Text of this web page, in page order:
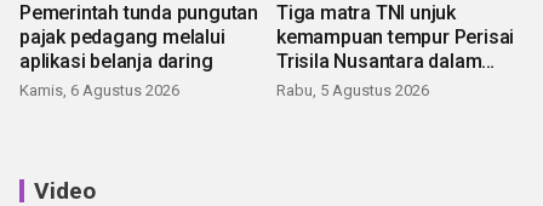
Pemerintah tunda pungutan
pajak pedagang melalui
aplikasi belanja daring
Kamis, 6 Agustus 2026
Tiga matra TNI unjuk
kemampuan tempur Perisai
Trisila Nusantara dalam
latihan di Kepri
Rabu, 5 Agustus 2026
Video